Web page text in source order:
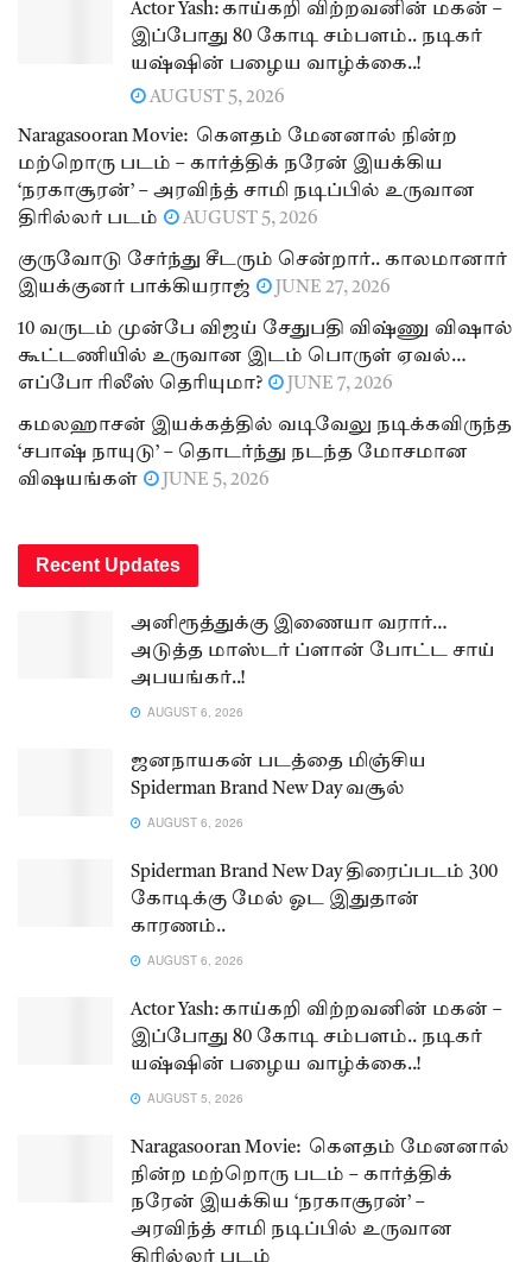
Actor Yash: காய்கறி விற்றவனின் மகன் –
இப்போது 80 கோடி சம்பளம்.. நடிகர்
யஷ்ஷின் பழைய வாழ்க்கை..!
AUGUST 5, 2026
Naragasooran Movie: கௌதம் மேனனால் நின்ற
மற்றொரு படம் – கார்த்திக் நரேன் இயக்கிய
‘நரகாசூரன்’ – அரவிந்த் சாமி நடிப்பில் உருவான
திரில்லர் படம்
AUGUST 5, 2026
குருவோடு சேர்ந்து சீடரும் சென்றார்.. காலமானார்
இயக்குனர் பாக்கியராஜ்
JUNE 27, 2026
10 வருடம் முன்பே விஜய் சேதுபதி விஷ்ணு விஷால்
கூட்டணியில் உருவான இடம் பொருள் ஏவல்…
எப்போ ரிலீஸ் தெரியுமா?
JUNE 7, 2026
கமலஹாசன் இயக்கத்தில் வடிவேலு நடிக்கவிருந்த
‘சபாஷ் நாயுடு’ – தொடர்ந்து நடந்த மோசமான
விஷயங்கள்
JUNE 5, 2026
Recent Updates
அனிரூத்துக்கு இணையா வரார்…
அடுத்த மாஸ்டர் ப்ளான் போட்ட சாய்
அபயங்கர்..!
AUGUST 6, 2026
ஜனநாயகன் படத்தை மிஞ்சிய
Spiderman Brand New Day வசூல்
AUGUST 6, 2026
Spiderman Brand New Day திரைப்படம் 300
கோடிக்கு மேல் ஓட இதுதான்
காரணம்..
AUGUST 6, 2026
Actor Yash: காய்கறி விற்றவனின் மகன் –
இப்போது 80 கோடி சம்பளம்.. நடிகர்
யஷ்ஷின் பழைய வாழ்க்கை..!
AUGUST 5, 2026
Naragasooran Movie: கௌதம் மேனனால்
நின்ற மற்றொரு படம் – கார்த்திக்
நரேன் இயக்கிய ‘நரகாசூரன்’ –
அரவிந்த் சாமி நடிப்பில் உருவான
திரில்லர் படம்